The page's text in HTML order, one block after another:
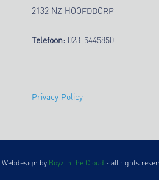
2132 NZ HOOFDDORP
Telefoon: 023-5445850
Privacy Policy
by Boyz in the Cloud - all rights